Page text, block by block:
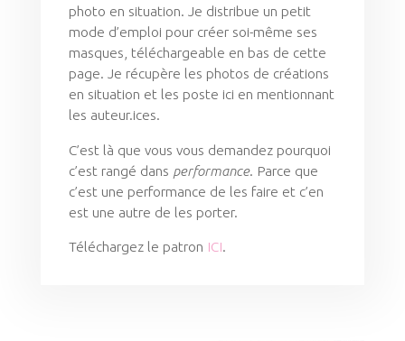
photo en situation. Je distribue un petit
mode d’emploi pour créer soi-même ses
masques, téléchargeable en bas de cette
page. Je récupère les photos de créations
en situation et les poste ici en mentionnant
les auteur.ices.
C’est là que vous vous demandez pourquoi
c’est rangé dans performance. Parce que
c’est une performance de les faire et c’en
est une autre de les porter.
Téléchargez le patron ICI.